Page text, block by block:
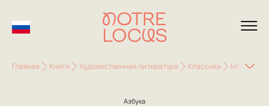
Главная Книги Художественная литература Классика Москва и
Азбука